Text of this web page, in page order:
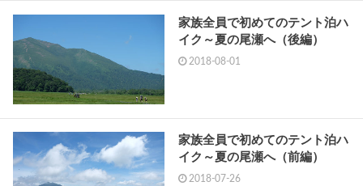
家族全員で初めてのテント泊ハ
イク～夏の尾瀬へ（後編）
2018-08-01
家族全員で初めてのテント泊ハ
イク～夏の尾瀬へ（前編）
2018-07-26